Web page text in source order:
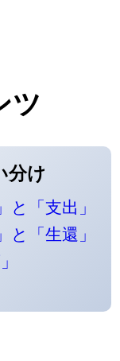
ツ
分け
と「支出」
と「生還」